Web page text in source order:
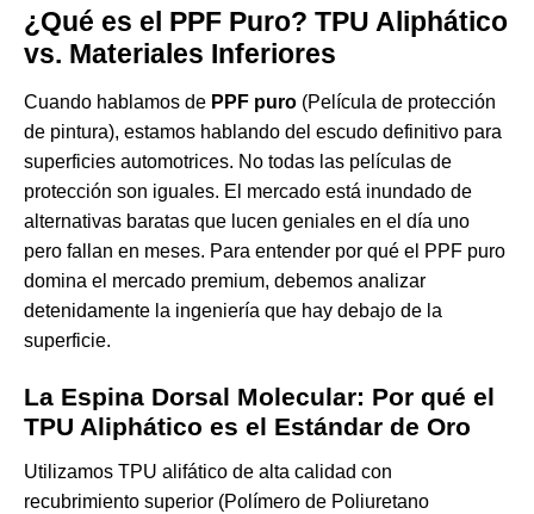
¿Qué es el PPF Puro? TPU Aliphático
vs. Materiales Inferiores
Cuando hablamos de PPF puro (Película de protección
de pintura), estamos hablando del escudo definitivo para
superficies automotrices. No todas las películas de
protección son iguales. El mercado está inundado de
alternativas baratas que lucen geniales en el día uno
pero fallan en meses. Para entender por qué el PPF puro
domina el mercado premium, debemos analizar
detenidamente la ingeniería que hay debajo de la
superficie.
La Espina Dorsal Molecular: Por qué el
TPU Aliphático es el Estándar de Oro
Utilizamos TPU alifático de alta calidad con
recubrimiento superior (Polímero de Poliuretano